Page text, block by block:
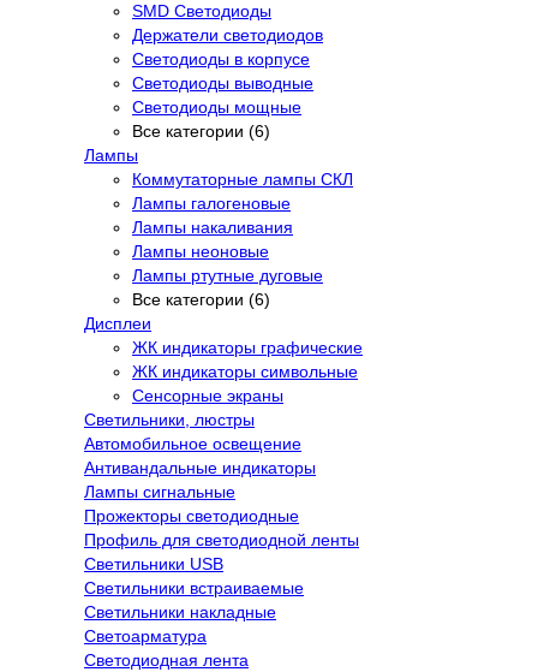
SMD Светодиоды
Держатели светодиодов
Светодиоды в корпусе
Светодиоды выводные
Светодиоды мощные
Все категории (6)
Лампы
Коммутаторные лампы СКЛ
Лампы галогеновые
Лампы накаливания
Лампы неоновые
Лампы ртутные дуговые
Все категории (6)
Дисплеи
ЖК индикаторы графические
ЖК индикаторы символьные
Сенсорные экраны
Cветильники, люстры
Автомобильное освещение
Антивандальные индикаторы
Лампы сигнальные
Прожекторы светодиодные
Профиль для светодиодной ленты
Светильники USB
Светильники встраиваемые
Светильники накладные
Светоарматура
Светодиодная лента